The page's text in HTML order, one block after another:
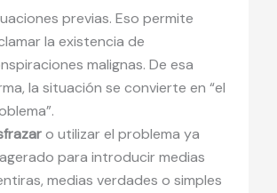
previas. Eso permite
la existencia de
malignas. De esa
la situación se convierte en “el
o utilizar el problema ya
para introducir medias
medias verdades o simples